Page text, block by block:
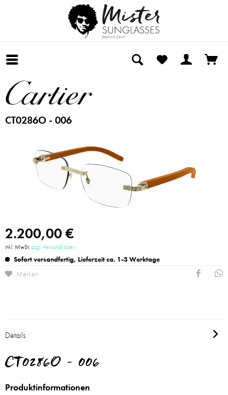
CT0286O - 006
2.200,00 €
inkl. MwSt.zzgl. Versandkosten
Sofort versandfertig, Lieferzeit ca. 1-3 Werktage
Merken
Details
CT0286O - 006
Produktinformationen